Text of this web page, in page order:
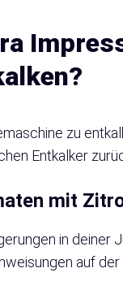
zu
Entkalker
mit
in deiner
auf